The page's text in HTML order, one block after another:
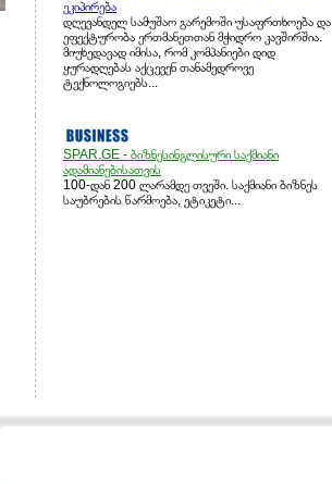
ეკიპირება
დღევანდელ სამუშაო გარემოში უსაფრთხოება და
ეფექტურობა ერთმანეთთან მჭიდრო კავშირშია.
მიუხედავად იმისა, რომ კომპანიები დიდ
ყურადღებას აქცევენ თანამედროვე
ტექნოლოგიებს...
SPAR.GE - ბიზნესინგლისური საქმიანი
ადამიანებისათვის
100-დან 200 ლარამდე თვეში. საქმიანი ბიზნეს
საუბრების წარმოება, ეტიკეტი...